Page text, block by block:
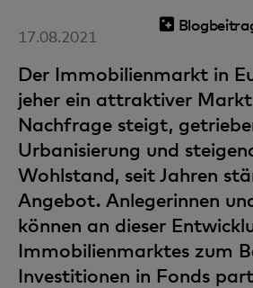
17.08.2021
Der Immobilienmarkt in
jeher ein attraktiver
Nachfrage steigt,
Urbanisierung und
Wohlstand, seit Jahren
Angebot. Anlegerinnen
können an dieser
Immobilienmarktes zum
Investitionen in Fonds